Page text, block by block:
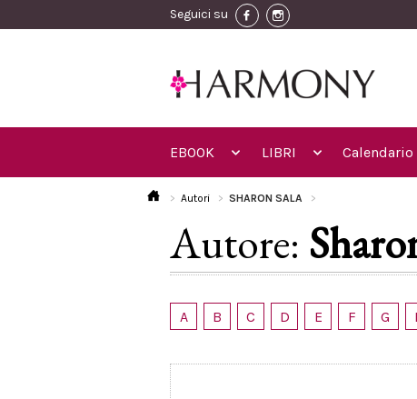
Seguici su
EBOOK LIBRI Calendario
Autori SHARON SALA
Autore:
A B C D E F G